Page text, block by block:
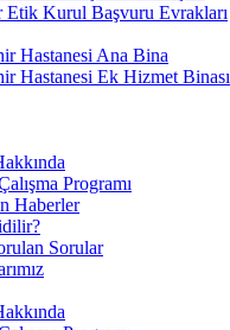
Etik Kurul Başvuru Evrakları
Hastanesi Ana Bina
Hastanesi Ek Hizmet Binası
Programı
Haberler
Sorular